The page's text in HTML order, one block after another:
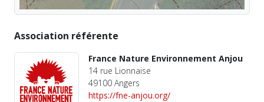
Association référente
France Nature Environnement Anjou
14 rue Lionnaise
49100 Angers
https://fne-anjou.org/